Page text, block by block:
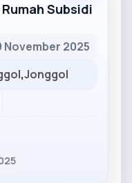
Subsidi
November 2025
,Jonggol